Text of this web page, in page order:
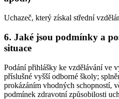
Uchazeč, který získal střední
6. Jaké jsou podmínky a
situace
Podání přihlášky ke vzdělávání ve
příslušné vyšší odborné školy;
prokázáním vhodných schopností,
podmínek zdravotní způsobilosti